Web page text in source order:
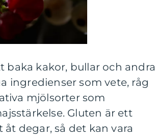
kakor, bullar och andra
ingredienser som vete, råg
mjölsorter som
Gluten är ett
degar, så det kan vara